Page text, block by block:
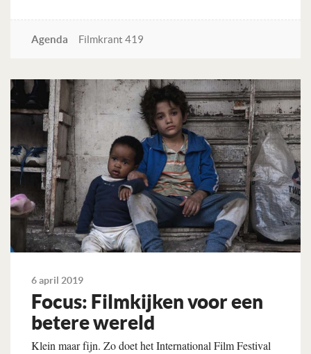
Agenda Filmkrant 419
Lees verder
6 april 2019
Focus: Filmkijken voor een
betere wereld
Klein maar fijn. Zo doet het International Film Festival